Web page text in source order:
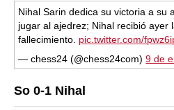
Nihal Sarin dedica su victoria a su
jugar al ajedrez; Nihal recibió ayer
fallecimiento. pic.twitter.com/
— chess24 (@chess24com)9 de
So 0-1 Nihal